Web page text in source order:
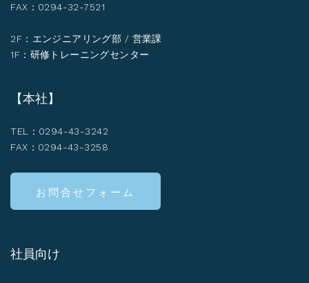
FAX：0294-32-7521
2F：エンジニアリング部 / 営業課
1F：研修トレーニングセンター
【本社】
TEL：0294-43-3242
FAX：0294-43-3258
お問合せフォーム
社員向け